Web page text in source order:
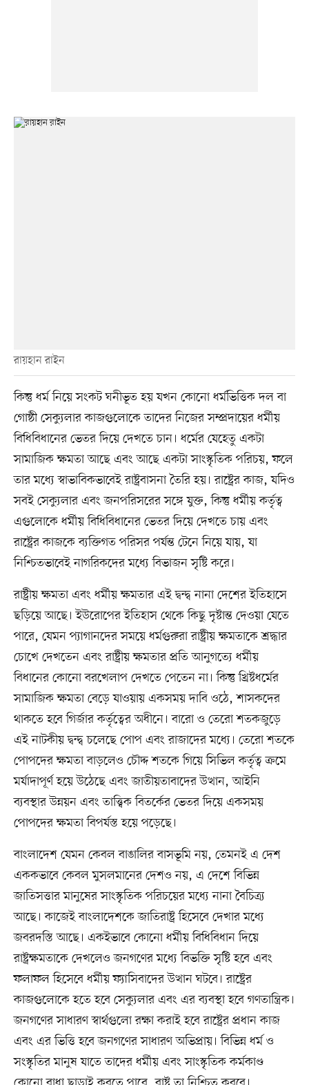
রায়হান রাইন
কিন্তু ধর্ম নিয়ে সংকট ঘনীভূত হয় যখন কোনো ধর্মভিত্তিক দল বা
গোষ্ঠী সেক্যুলার কাজগুলোকে তাদের নিজের সম্প্রদায়ের ধর্মীয়
বিধিবিধানের ভেতর দিয়ে দেখতে চান। ধর্মের যেহেতু একটা
সামাজিক ক্ষমতা আছে এবং আছে একটা সাংস্কৃতিক পরিচয়, ফলে
তার মধ্যে স্বাভাবিকভাবেই রাষ্ট্রবাসনা তৈরি হয়। রাষ্ট্রের কাজ, যদিও
সবই সেক্যুলার এবং জনপরিসরের সঙ্গে যুক্ত, কিন্তু ধর্মীয় কর্তৃত্ব
এগুলোকে ধর্মীয় বিধিবিধানের ভেতর দিয়ে দেখতে চায় এবং
রাষ্ট্রের কাজকে ব্যক্তিগত পরিসর পর্যন্ত টেনে নিয়ে যায়, যা
নিশ্চিতভাবেই নাগরিকদের মধ্যে বিভাজন সৃষ্টি করে।
রাষ্ট্রীয় ক্ষমতা এবং ধর্মীয় ক্ষমতার এই দ্বন্দ্ব নানা দেশের ইতিহাসে
ছড়িয়ে আছে। ইউরোপের ইতিহাস থেকে কিছু দৃষ্টান্ত দেওয়া যেতে
পারে, যেমন প্যাগানদের সময়ে ধর্মগুরুরা রাষ্ট্রীয় ক্ষমতাকে শ্রদ্ধার
চোখে দেখতেন এবং রাষ্ট্রীয় ক্ষমতার প্রতি আনুগত্যে ধর্মীয়
বিধানের কোনো বরখেলাপ দেখতে পেতেন না। কিন্তু খ্রিষ্টধর্মের
সামাজিক ক্ষমতা বেড়ে যাওয়ায় একসময় দাবি ওঠে, শাসকদের
থাকতে হবে গির্জার কর্তৃত্বের অধীনে। বারো ও তেরো শতকজুড়ে
এই নাটকীয় দ্বন্দ্ব চলেছে পোপ এবং রাজাদের মধ্যে। তেরো শতকে
পোপদের ক্ষমতা বাড়লেও চৌদ্দ শতকে গিয়ে সিভিল কর্তৃত্ব ক্রমে
মর্যাদাপূর্ণ হয়ে উঠেছে এবং জাতীয়তাবাদের উত্থান, আইনি
ব্যবস্থার উন্নয়ন এবং তাত্ত্বিক বিতর্কের ভেতর দিয়ে একসময়
পোপদের ক্ষমতা বিপর্যস্ত হয়ে পড়েছে।
বাংলাদেশ যেমন কেবল বাঙালির বাসভূমি নয়, তেমনই এ দেশ
এককভাবে কেবল মুসলমানের দেশও নয়, এ দেশে বিভিন্ন
জাতিসত্তার মানুষের সাংস্কৃতিক পরিচয়ের মধ্যে নানা বৈচিত্র্য
আছে। কাজেই বাংলাদেশকে জাতিরাষ্ট্র হিসেবে দেখার মধ্যে
জবরদস্তি আছে। একইভাবে কোনো ধর্মীয় বিধিবিধান দিয়ে
রাষ্ট্রক্ষমতাকে দেখলেও জনগণের মধ্যে বিভক্তি সৃষ্টি হবে এবং
ফলাফল হিসেবে ধর্মীয় ফ্যাসিবাদের উত্থান ঘটবে। রাষ্ট্রের
কাজগুলোকে হতে হবে সেক্যুলার এবং এর ব্যবস্থা হবে গণতান্ত্রিক।
জনগণের সাধারণ স্বার্থগুলো রক্ষা করাই হবে রাষ্ট্রের প্রধান কাজ
এবং এর ভিত্তি হবে জনগণের সাধারণ অভিপ্রায়। বিভিন্ন ধর্ম ও
সংস্কৃতির মানুষ যাতে তাদের ধর্মীয় এবং সাংস্কৃতিক কর্মকাণ্ড